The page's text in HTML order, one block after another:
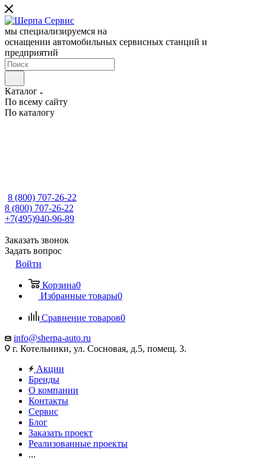
мы специализируемся на
оснащении автомобильных сервисных станций и
предприятий
Каталог
По всему сайту
По каталогу
8 (800) 707-26-22
8 (800) 707-26-22
+7(495)940-96-89
Заказать звонок
Задать вопрос
Войти
Корзина0
Избранные товары0
Сравнение товаров0
info@sherpa-auto.ru
г. Котельники, ул. Сосновая, д.5, помещ. 3.
Акции
Бренды
О компании
Контакты
Сервис
Блог
Заказать проект
Реализованные проекты
...